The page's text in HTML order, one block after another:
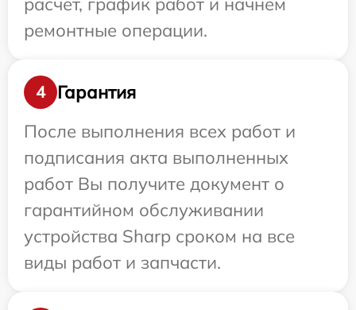
ремонтные операции.
4
Гарантия
После выполнения всех работ и
подписания акта выполненных
работ Вы получите документ о
гарантийном обслуживании
устройства Sharp сроком на все
виды работ и запчасти.